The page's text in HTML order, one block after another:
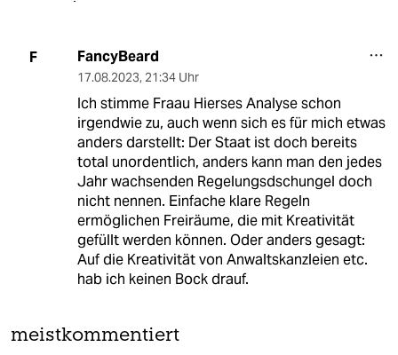
F FancyBeard
17.08.2023, 21:34 Uhr
Ich stimme Fraau Hierses Analyse schon
irgendwie zu, auch wenn sich es für mich etwas
anders darstellt: Der Staat ist doch bereits
total unordentlich, anders kann man den jedes
Jahr wachsenden Regelungsdschungel doch
nicht nennen. Einfache klare Regeln
ermöglichen Freiräume, die mit Kreativität
gefüllt werden können. Oder anders gesagt:
Auf die Kreativität von Anwaltskanzleien etc.
hab ich keinen Bock drauf.
meistkommentiert